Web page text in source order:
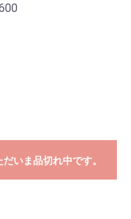
だいま品切れ中です。